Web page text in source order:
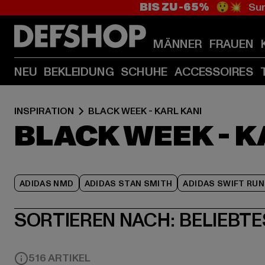
BIS ZU -65% 😲💥
MÄNNER FRAUEN
NEU BEKLEIDUNG SCHUHE ACCESSOIRES
INSPIRATION BLACK WEEK - KARL KANI
BLACK WEEK -
ADIDAS NMD ADIDAS STAN SMITH ADIDAS SWIFT RUN
SORTIEREN NACH:
516 ARTIKEL